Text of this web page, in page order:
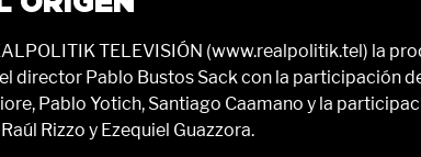
TELEVISIÓN (www.realpolitik.tel) la
director Pablo Bustos Sack con la participación
Pablo Yotich, Santiago Caamano y la
Rizzo y Ezequiel Guazzora.